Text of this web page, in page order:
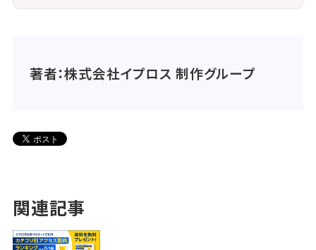
著者：株式会社イプロス 制作グループ
関連記事